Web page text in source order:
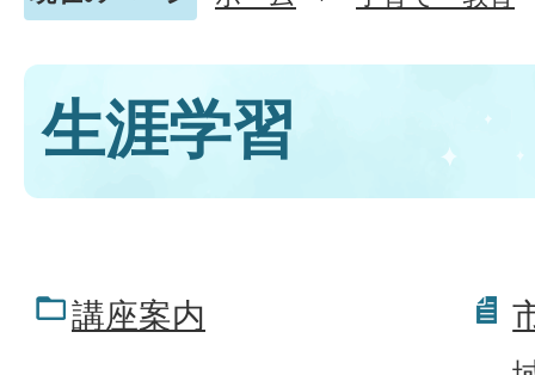
生涯学習
講座案内